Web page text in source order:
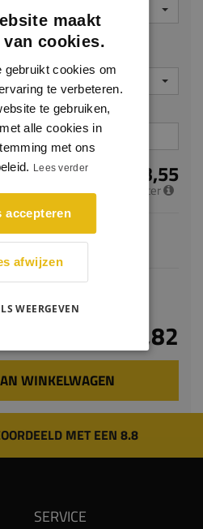
€ 23,55
per meter
maatwerk, de verwachte
9-11 werkdagen
€ 71,82
WINKELWAGEN
MET EEN 8.8
SERVICE
maakt
cookies.
gebruikt cookies om
te verbeteren.
te gebruiken,
alle cookies in
met ons
Lees verder
accepteren
afwijzen
WEERGEVEN